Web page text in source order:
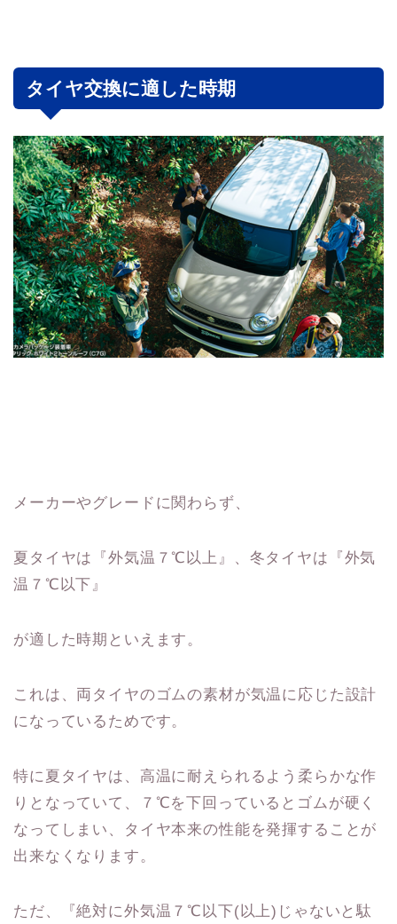
タイヤ交換に適した時期
メーカーやグレードに関わらず、
夏タイヤは『外気温７℃以上』、冬タイヤは『外気
温７℃以下』
が適した時期といえます。
これは、両タイヤのゴムの素材が気温に応じた設計
になっているためです。
特に夏タイヤは、高温に耐えられるよう柔らかな作
りとなっていて、７℃を下回っているとゴムが硬く
なってしまい、タイヤ本来の性能を発揮することが
出来なくなります。
ただ、『絶対に外気温７℃以下(以上)じゃないと駄